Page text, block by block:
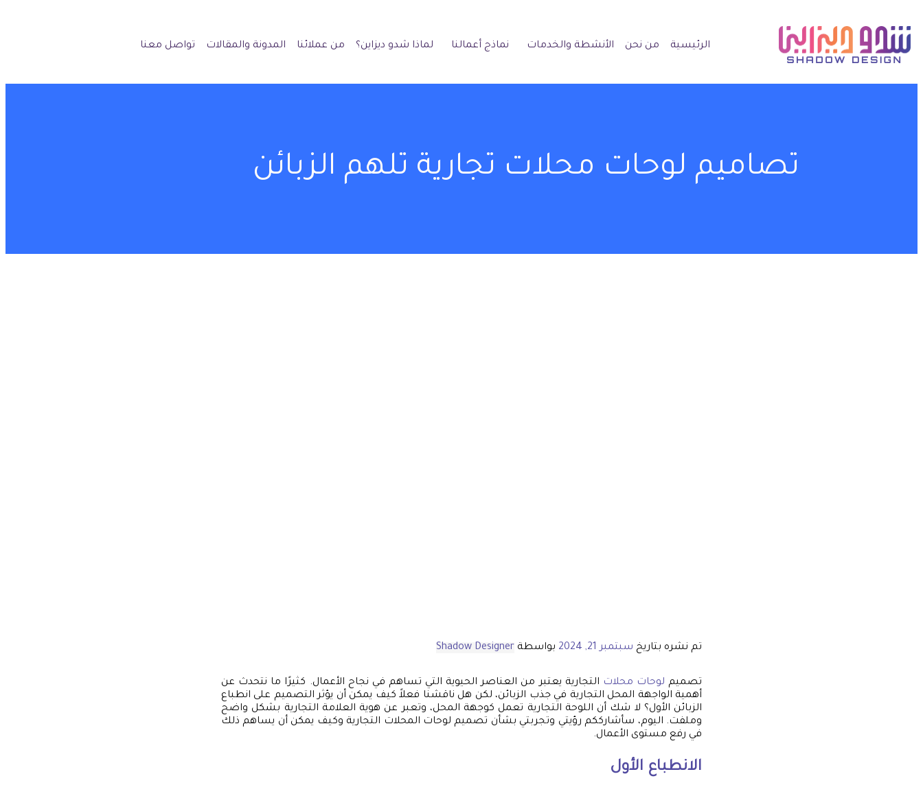
الرئيسية من نحن الأنشطة والخدمات نماذج أعمالنا لماذا شدو ديزاين؟ من عملائنا المدونة والمقالات تواصل معنا
تصاميم لوحات محلات تجارية تلهم الزبائن
تم نشره بتاريخ سبتمبر 21, 2024 بواسطة Shadow Designer
تصميم لوحات محلات التجارية يعتبر من العناصر الحيوية التي تساهم في نجاح الأعمال. كثيرًا ما نتحدث عن
أهمية الواجهة المحل التجارية في جذب الزبائن، لكن هل ناقشنا فعلاً كيف يمكن أن يؤثر التصميم على انطباع
الزبائن الأول؟ لا شك أن اللوحة التجارية تعمل كوجهة المحل، وتعبر عن هوية العلامة التجارية بشكل واضح
وملفت. اليوم، سأشارككم رؤيتي وتجربتي بشأن تصميم لوحات المحلات التجارية وكيف يمكن أن يساهم ذلك
في رفع مستوى الأعمال.
الانطباع الأول